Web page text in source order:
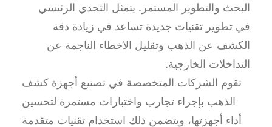
البحث والتطوير المستمر. يتمثل التحدي الرئيسي
في تطوير تقنيات جديدة تساعد في زيادة دقة
الكشف عن الذهب وتقليل الاخطاء الناجمة عن
التداخلات الخارجية.
تقوم الشركات المتخصصة في تصنيع أجهزة كشف
الذهب بإجراء تجارب واختبارات مستمرة لتحسين
أداء أجهزتها، ويتضمن ذلك استخدام تقنيات متقدمة